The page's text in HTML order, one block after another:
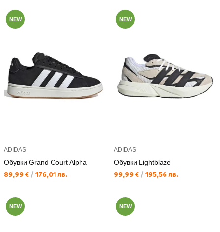
NEW
ADIDAS
Обувки Grand Court Alpha
Текуща цена:
89,99 € / 176,01 лв.
NEW
ADIDAS
Обувки Lightblaze
Текуща цена:
99,99 € / 195,56 лв.
NEW NEW